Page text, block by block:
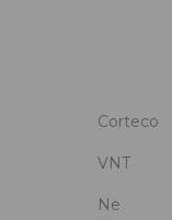
Corteco
VNT
Ne